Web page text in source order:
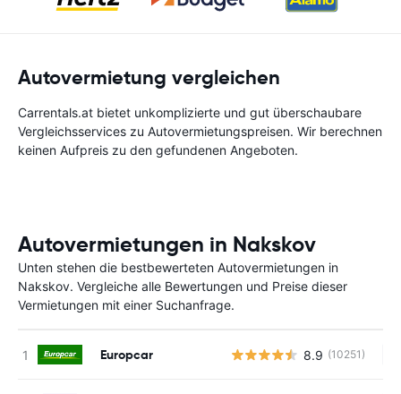
Autovermietung vergleichen
Carrentals.at bietet unkomplizierte und gut überschaubare
Vergleichsservices zu Autovermietungspreisen. Wir berechnen
keinen Aufpreis zu den gefundenen Angeboten.
Autovermietungen in Nakskov
Unten stehen die bestbewerteten Autovermietungen in
Nakskov. Vergleiche alle Bewertungen und Preise dieser
Vermietungen mit einer Suchanfrage.
Europcar 8.9 (10251)